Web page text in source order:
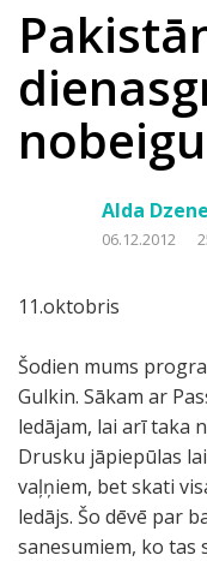
Alda Dzene
06.12.2012
11.oktobris
Šodien mums
Gulkin. Sākam ar
ledājam, lai arī taka
Drusku jāpiepūlas
vaļņiem, bet skati
ledājs. Šo dēvē par
sanesumiem, ko tas